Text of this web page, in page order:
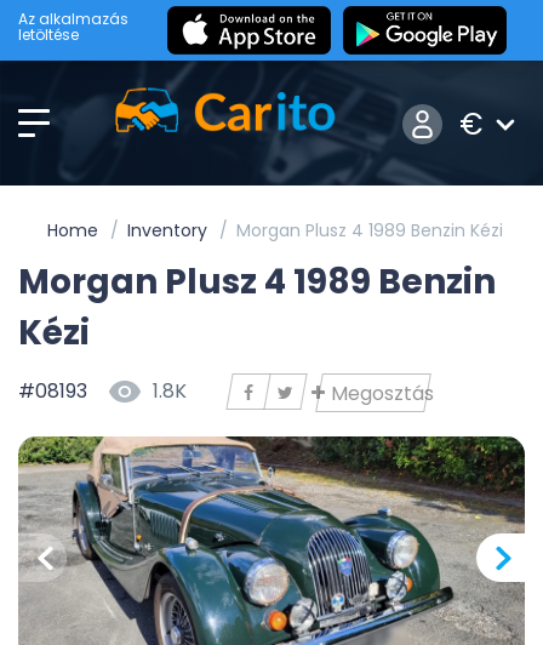
Az alkalmazás
letöltése
€
Home Inventory Morgan Plusz 4 1989 Benzin Kézi
Morgan Plusz 4 1989 Benzin
Kézi
#08193 1.8K Megosztás